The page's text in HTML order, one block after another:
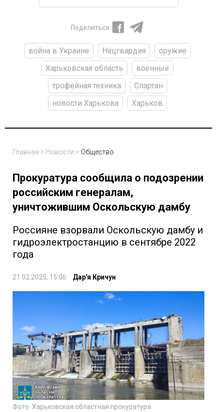
Поделиться
война в Украине Нацгвардия
оружие
Харьковская область
военные
трофейная техника
Спартан
новости Харькова
Харьков
Главная > Новости > Общество
Прокуратура сообщила о подозрении
российским генералам,
уничтожившим Оскольскую дамбу
Россияне взорвали Оскольскую дамбу и
гидроэлектростанцию в сентябре 2022
года
21.02.2025, 15:06 Дар'я Кричун
Фото: Харьковская областная прокуратура